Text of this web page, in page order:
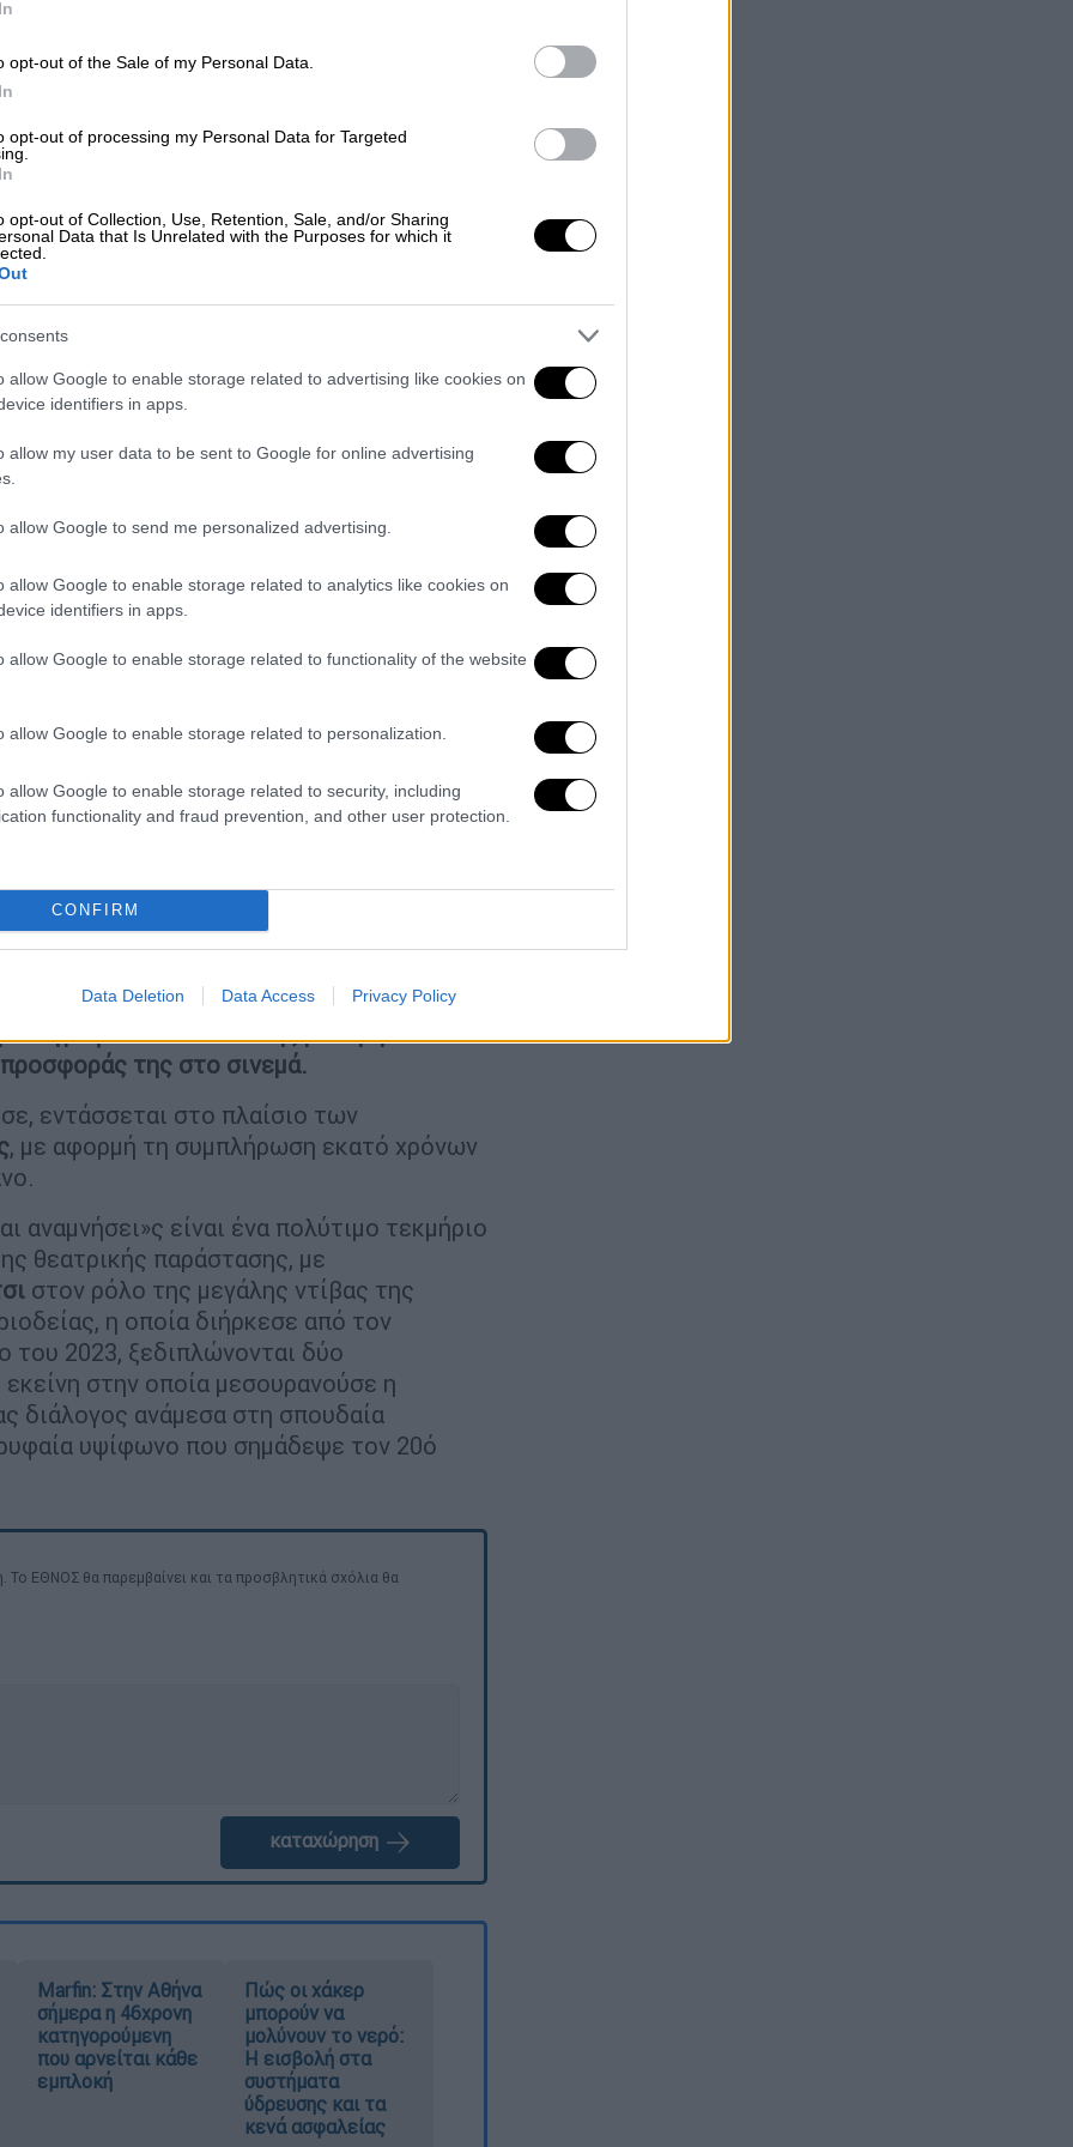
opt-out of the Sale of my Personal Data.
opt-out of processing my Personal Data for Targeted
opt-out of Collection, Use, Retention, Sale, and/or Sharing
Data that Is Unrelated with the Purposes for which it
allow Google to enable storage related to advertising like cookies on
identifiers in apps.
allow my user data to be sent to Google for online advertising
allow Google to send me personalized advertising.
allow Google to enable storage related to analytics like cookies on
identifiers in apps.
allow Google to enable storage related to functionality of the website
allow Google to enable storage related to personalization.
allow Google to enable storage related to security, including
functionality and fraud prevention, and other user protection.
CONFIRM
Data Deletion Data Access Privacy Policy
πάρει τις θέσεις τους όσοι έχουν
προβολή της ταινίας «Μαρία Κάλλας:
και Γιάννη Δημολίτσα και με την άφιξή
Κινηματογράφου Θεσσαλονίκης την
Δημολίτσα. «Αυτό που θα δούμε
για τη Μαρία Κάλλας. Σήμερα θα
την Μόνικα Μπελούτσι, τη Μόνικα αν
από τα γράμματα της», εξήγησε ο
υπόλοιπους συντελεστές και τέλος,
όπως είπε ο κ. Ανδρεαδάκης.
στη σκηνή του Ολύμπιον. «Δεν θέλω
μόνοι σας. Όπως όλοι ξέρετε, η
καρδιά μου. Σας ευχαριστώ πολύ»,
το βράδυ της Πέμπτης, θα βρίσκεται και
της ταινίας «Μαλένα », οπότε και θα
Θεσσαλονίκης με τιμητικό
της στο σινεμά.
εντάσσεται στο πλαίσιο των
, με αφορμή τη συμπλήρωση εκατό χρόνων
αναμνήσει»ς είναι ένα πολύτιμο τεκμήριο
θεατρικής παράστασης, με
στον ρόλο της μεγάλης ντίβας της
η οποία διήρκεσε από τον
του 2023, ξεδιπλώνονται δύο
στην οποία μεσουρανούσε η
διάλογος ανάμεσα στη σπουδαία
υψίφωνο που σημάδεψε τον 20ό
ΕΘΝΟΣ θα παρεμβαίνει και τα προσβλητικά σχόλια θα
καταχώρηση
Marfin: Στην Αθήνα
σήμερα η 46χρονη
κατηγορούμενη
που αρνείται κάθε
εμπλοκή
Πώς οι χάκερ
μπορούν να
μολύνουν το νερό:
Η εισβολή στα
συστήματα
ύδρευσης και τα
κενά ασφαλείας